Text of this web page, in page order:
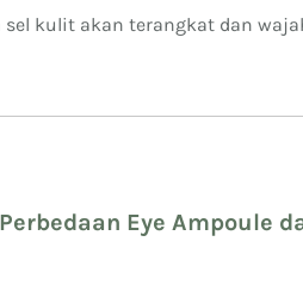
kulit akan terangkat dan
Eye Ampoule